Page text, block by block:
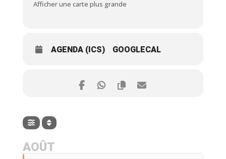
Afficher une carte plus grande
AGENDA (ICS) GOOGLECAL
AOÛT